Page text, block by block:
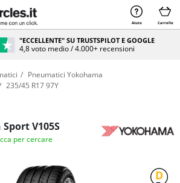
Aiuto Carrello
"ECCELLENTE" SU TRUSTSPILOT E GOOGLE
4,8 voto medio / 4.000+ recensioni
Pneumatici Yokohama
235/45 R17 97Y
V105S
per cercare
D